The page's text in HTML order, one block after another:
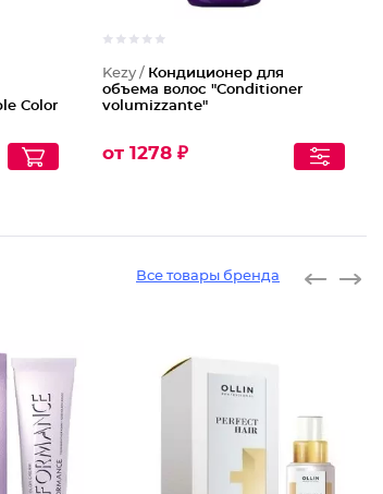
Color
Kezy / Кондиционер для
объема волос "Conditioner
volumizzante"
от 1278 ₽
Все товары бренда